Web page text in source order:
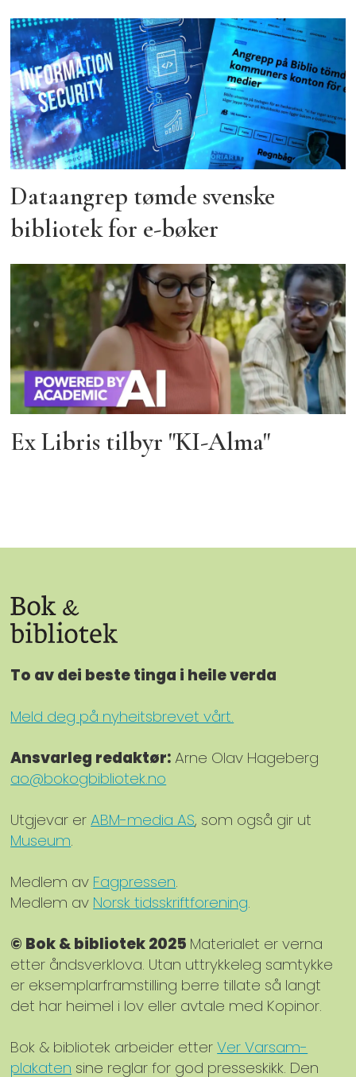
Dataangrep tømde svenske
bibliotek for e-bøker
Ex Libris tilbyr "KI-Alma"
To av dei beste tinga i heile verda
Meld deg på nyheitsbrevet vårt.
Ansvarleg redaktør:Arne Olav Hageberg
ao@bokogbibliotek.no
Utgjevar erABM-media AS, som også gir ut
Museum.
Medlem av Fagpressen.
Medlem av Norsk tidsskriftforening.
© Bok & bibliotek 2025 Materialet er verna
etter åndsverklova. Utan uttrykkeleg samtykke
er eksemplarframstilling berre tillate så langt
det har heimel i lov eller avtale med Kopinor.
Bok & bibliotek arbeider etterVer Varsam-
plakaten sine reglar for god presseskikk. Den